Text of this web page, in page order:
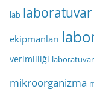
lab laboratuvar
ekipmanları
verimliliği
mikroorganizma